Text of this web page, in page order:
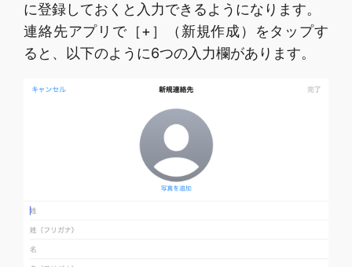
に登録しておくと入力できるようになります。
連絡先アプリで［+］（新規作成）をタップす
ると、以下のように6つの入力欄があります。